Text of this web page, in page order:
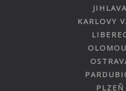
JIHLAVA
KARLOVY
PLZEŇ